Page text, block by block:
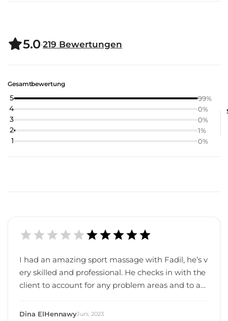
5.0·219 Bewertungen
Gesamtbewertung
5 99%
4 0%
3 0%
2 1%
1 0%
I had an amazing sport massage with Fadil, he’s v
ery skilled and professional. He checks in with the
client to account for any problem areas and to acc
ly and professional and was able to accommodate
Dina ElHennawyJuni ,2023